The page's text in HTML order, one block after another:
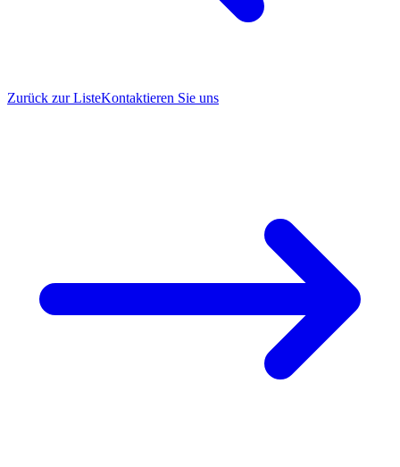
Zurück zur ListeKontaktieren Sie uns